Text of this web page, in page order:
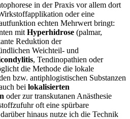
in der Praxis vor ⁢allem ‍dort
oder eine
echten Mehrwert bringt:
mit Hyperhidrose (palmar,
Reduktion der‍
Weichteil- und‌
, ⁤Tendinopathien oder
die ‍Methode‍ die ‍lokale
bzw. antiphlogistischen Substanzen‍
bei lokalisierten
oder⁣ zur ​transkutanen Anästhesie
oft eine spürbare
hinaus ⁣nutze ich die⁤ Technik